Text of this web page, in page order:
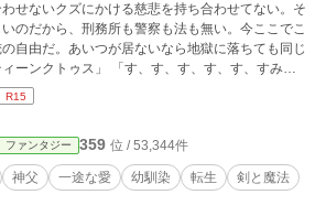
わせないクズにかける慈悲を持ち合わせてない。そ
のだから、刑務所も警察も法も無い。今ここでこ
自由だ。あいつが居ないなら地獄に落ちても同じ
ーンクトゥス」 「す、す、す、す、す、すみま
い神様ティ
そして魔獣たちの息づくアーテル王国でチートが
が無自覚チートの親友・鈴木一路と共に神様の為
いく物語。 主人公は一途に幼馴染(女性)を想い続
どが出てきますが実
せん。 ※対応できない可能性がありますので、
断転載は厳に禁じます
R15
ファンタジー 359 位 / 53,344件
神父 一途な愛 幼馴染 転生
剣と魔法